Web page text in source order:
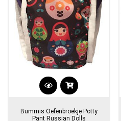
Dit
heeft
Bummis Oefenbroekje Potty
Pant Russian Dolls